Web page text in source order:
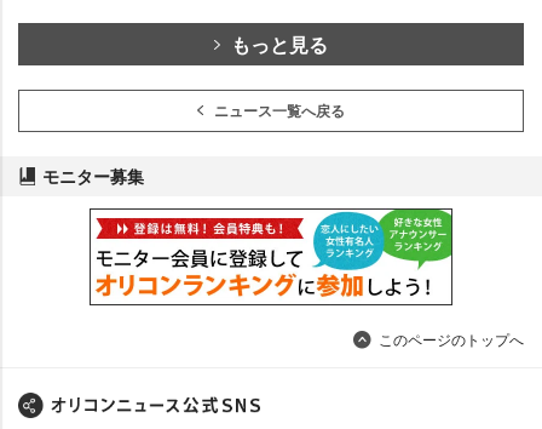
もっと見る
ニュース一覧へ戻る
モニター募集
このページのトップへ